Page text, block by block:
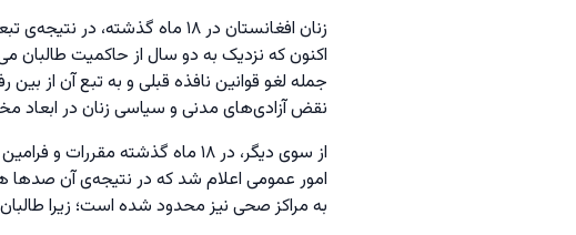
زنان افغانستان در ۱۸ ماه
اکنون که نزدیک به دو سال از حاکمیت طالبان
جمله لغو قوانین نافذه قبلی و به تبع آن از
نقض آزادی‌های مدنی و سیاسی زنان در
از سوی دیگر، در ۱۸ ماه
امور عمومی اعلام شد که در نتیجه‌ی آن
به مراکز صحی نیز محدود شده است؛ زیرا